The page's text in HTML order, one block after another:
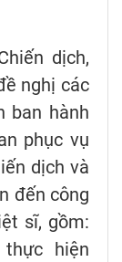
dịch,
nghị các
ban hành
phục vụ
dịch và
đến công
sĩ, gồm:
hiện